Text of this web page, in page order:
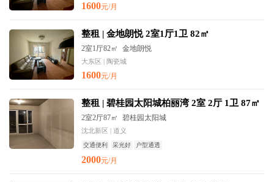
1600元/月
整租 | 金地朗悦 2室1厅1卫 82㎡
2室1厅82㎡ 金地朗悦
大东区 | 陶瓷城
1600元/月
整租 | 碧桂园太阳城柏丽湾 2室 2厅 1卫 87㎡
2室2厅87㎡ 碧桂园太阳城
沈北新区 | 道义
交通便利 采光好 户型通透
2000元/月